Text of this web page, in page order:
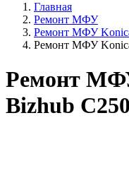
Главная
Ремонт МФУ
Ремонт МФУ
Ремонт МФУ
Ремонт
Bizhub